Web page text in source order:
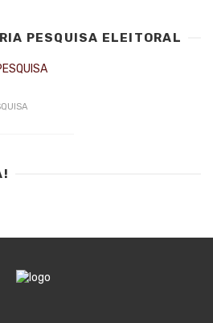
PESQUISA ELEITORAL